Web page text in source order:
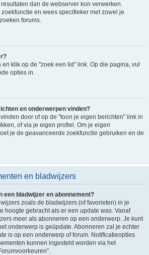
dan de webserver kon verwerken.
en wees specifieker met zowel je
forums.
klik op de "zoek een lid" link. Op die pagina, vul
opties in.
en onderwerpen vinden?
door of op de "toon je eigen berichten" link in
of via je eigen profiel. Om je eigen
je de geavanceerde zoekfunctie gebruiken en de
en bladwijzers
een bladwijzer en abonnement?
zoals de bladwijzers (of favorieten) in je
hoogte gebracht als er een update was. Vanaf
meer als abonneren op een onderwerp. Je kunt
onderwerp is geüpdate. Abonneren zal je echter
is op een onderwerp of forum. Notificatieopties
kunnen ingesteld worden via het